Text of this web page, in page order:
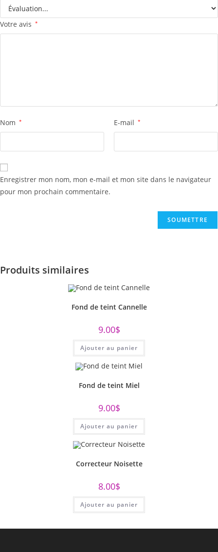
Votre avis *
Nom * E-mail *
Enregistrer mon nom, mon e-mail et mon site dans le navigateur
pour mon prochain commentaire.
Produits similaires
Fond de teint Cannelle
9.00$
Ajouter au panier
Fond de teint Miel
9.00$
Ajouter au panier
Correcteur Noisette
8.00$
Ajouter au panier